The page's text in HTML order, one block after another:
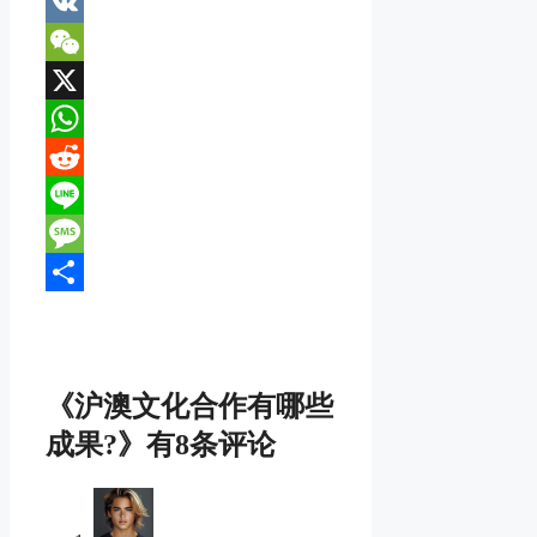
VK
WeChat
X
WhatsApp
Reddit
Line
Message
《沪澳文化合作有哪些
成果?》有8条评论